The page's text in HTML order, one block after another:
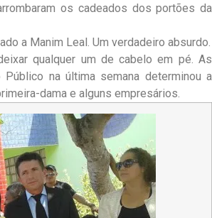
os cadeados dos portões da
a Manim Leal. Um verdadeiro absurdo.
qualquer um de cabelo em pé. As
na última semana determinou a
dama e alguns empresários.